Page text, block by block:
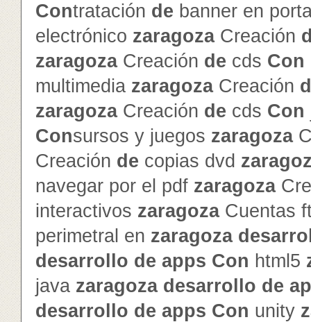
Contratación de banner en
electrónico zaragozaCreación
zaragozaCreación de cds Con
multimedia zaragozaCreación
zaragozaCreación de cds Con
Consursos y juegos zaragoza
Creación de copias dvd
navegar por el pdf zaragoza
interactivos zaragozaCuentas
perimetral en zaragoza de
desarrollo de apps Con html5
java zaragoza desarrollo de
desarrollo de apps Con unity